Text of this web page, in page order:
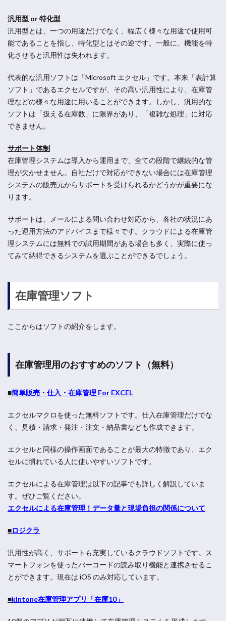
汎用型 or 特化型
汎用型とは、一つの用途だけでなく、幅広く様々な用途で使用可
能であることを指し、特化型とはその逆です。一般に、機能を特
化させると汎用性は失われます。
代表的な汎用ソフトは「Microsoft エクセル」です。本来「表計算
ソフト」であるエクセルですが、その高い汎用性により、在庫管
理などの様々な用途に用いることができます。しかし、汎用的な
ソフトは「扱える在庫数」に限界があり、「複雑な処理」に対応
できません。
サポート体制
在庫管理システムは導入から運用まで、全ての段階で継続的な管
理が欠かせません。自社だけで対応ができない場合には在庫管理
システムの販売元からサポートを受けられるかどうかが重要にな
ります。
サポートは、メールによる問い合わせ対応から、各社の状況にあ
った運用方法のアドバイスまで様々です。クラウドによる在庫管
理システムには無料での試用期間がある場合も多く、実際に使っ
てみて納得できるシステムを選ぶことができるでしょう。
在庫管理ソフト
ここからはソフトの紹介をします。
在庫管理用のおすすめのソフト（無料）
■簡単販売・仕入・在庫管理 For EXCEL
エクセルマクロを使った無料ソフトです。仕入在庫管理だけでな
く、見積・請求・発注・注文・納品書なども作成できます。
エクセルと同様の操作画面であることが最大の特徴であり、エク
セルに慣れている人に使いやすいソフトです。
エクセルによる在庫管理は以下の記事でも詳しく解説していま
す。ぜひご覧ください。
エクセルによる在庫管理！データ量と現場負担の関係について
■ロジクラ
汎用性が高く、サポートも充実しているクラウドソフトです。ス
マートフォンを使ったバーコードの読み取り機能と連携させるこ
とができます。現在は iOS のみ対応しています。
■kintone在庫管理アプリ「在庫10」